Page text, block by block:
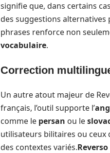
signifie que, dans certains
des suggestions
phrases renforce non
vocabulaire.
Correction
Un autre atout majeur de
français, l’outil supporte l’
comme le persan ou le
utilisateurs bilitaires ou ceux
des contextes variés.Reverso